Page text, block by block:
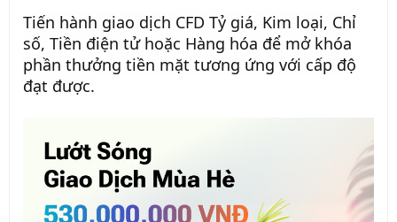
Tiến hành giao dịch CFD Tỷ giá, Kim loại, Chỉ
số, Tiền điện tử hoặc Hàng hóa để mở khóa
phần thưởng tiền mặt tương ứng với cấp độ
đạt được.